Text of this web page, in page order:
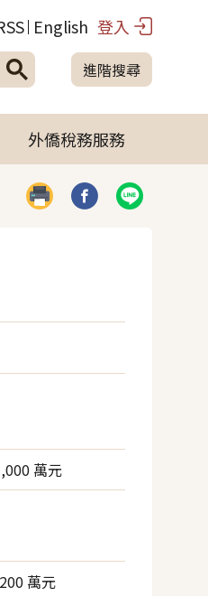
English 登入
進階搜尋
外僑稅務服務
列印 分享到臉書(開啟
分享到
萬元
萬元